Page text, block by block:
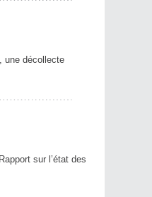
une décollecte
sur l’état des